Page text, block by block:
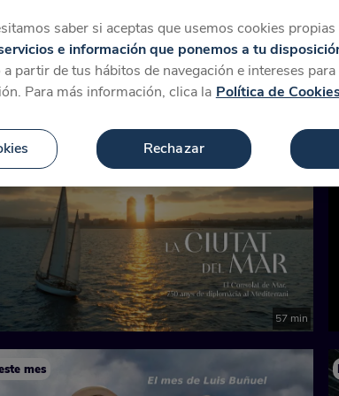
Favoritos Más
57 min
mes
saber si aceptas que usemos cookies
e información que ponemos a tu
partir de tus hábitos de navegación e intereses
Para más información, clica la Política de
Rechazar